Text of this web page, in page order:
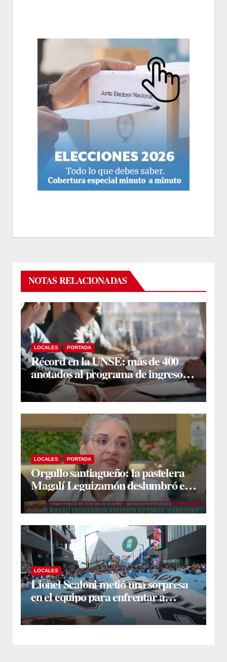
NOTAS RELACIONADAS
LOCALES PORTADA
Récord en la UNSE: más de 400
anotados al programa de ingreso
sin secundario
LOCALES PORTADA
Orgullo santiagueño: la pastelera
Magalí Leguizamón deslumbró en
Canal 13 con su torta “Caraguay” y
ganó la competencia
LOCALES
Lionel Scaloni metió una sorpresa
en el equipo para enfrentar a
Inglaterra: Giuliano Simeone
reemplazará a Rodrigo De Paul